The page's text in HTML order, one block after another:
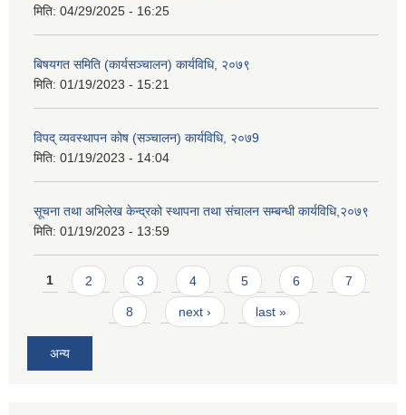
मिति: 04/29/2025 - 16:25
बिषयगत समिति (कार्यसञ्चालन) कार्यविधि, २०७९
मिति: 01/19/2023 - 15:21
विपद् व्यवस्थापन कोष (सञ्चालन) कार्यविधि, २०७9
मिति: 01/19/2023 - 14:04
सूचना तथा अभिलेख केन्द्रको स्थापना तथा संचालन सम्बन्धी कार्यविधि,२०७९
मिति: 01/19/2023 - 13:59
Pages
1 2 3 4 5 6 7
8 next › last »
अन्य